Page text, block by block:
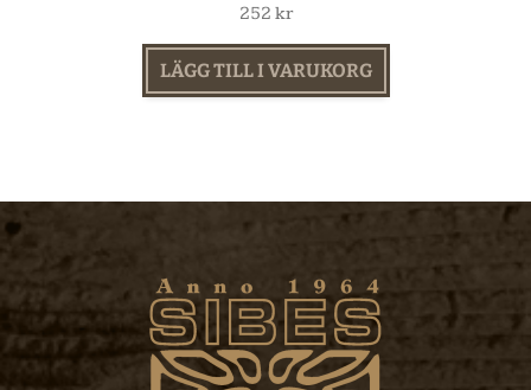
252 kr
LÄGG TILL I VARUKORG